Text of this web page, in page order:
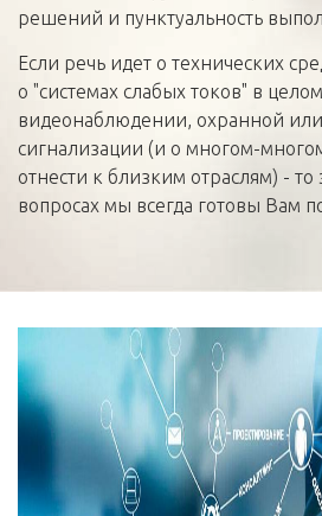
решений и пунктуальность
Если речь идет о технических
о "системах слабых токов" в
видеонаблюдении, охранной
сигнализации (и о многом-
отнести к близким отраслям) - то
вопросах мы всегда готовы Вам